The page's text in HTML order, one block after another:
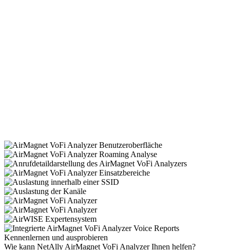
Kennenlernen und ausprobieren
Wie kann NetAlly AirMagnet VoFi Analyzer Ihnen helfen?